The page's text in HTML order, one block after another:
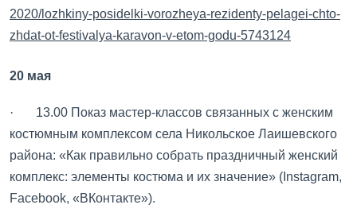
2020/lozhkiny-posidelki-vorozheya-rezidenty-pelagei-chto-
zhdat-ot-festivalya-karavon-v-etom-godu-5743124
20 мая
· 13.00 Показ мастер-классов связанных с женским
костюмным комплексом села Никольское Лаишевского
района: «Как правильно собрать праздничный женский
комплекс: элементы костюма и их значение» (Instagram,
Facebook, «ВКонтакте»).